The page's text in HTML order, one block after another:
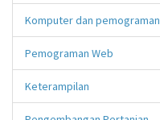
Komputer dan pemograman
Pemograman Web
Keterampilan